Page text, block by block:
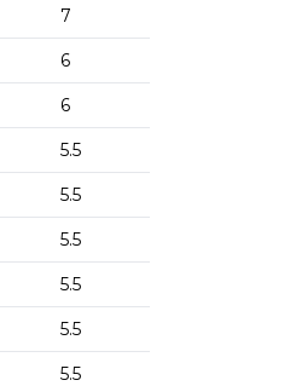
7
6
6
5.5
5.5
5.5
5.5
5.5
5.5